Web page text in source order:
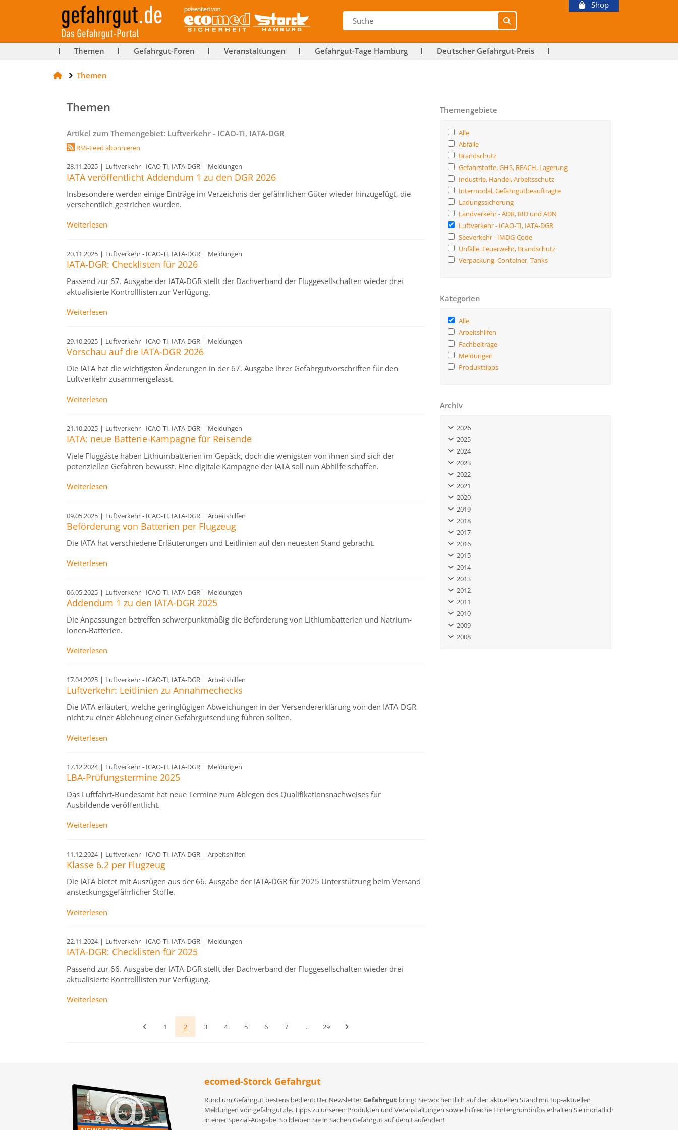
Shop
Themen Gefahrgut-Foren Veranstaltungen Gefahrgut-Tage Hamburg Deutscher Gefahrgut-Preis
Themen
Themen
Artikel zum Themengebiet: Luftverkehr - ICAO-TI, IATA-DGR
RSS-Feed abonnieren
28.11.2025 | Luftverkehr - ICAO-TI, IATA-DGR | Meldungen
IATA veröffentlicht Addendum 1 zu den DGR 2026
Insbesondere werden einige Einträge im Verzeichnis der gefährlichen Güter wieder hinzugefügt, die
versehentlich gestrichen wurden.
Weiterlesen
20.11.2025 | Luftverkehr - ICAO-TI, IATA-DGR | Meldungen
IATA-DGR: Checklisten für 2026
Passend zur 67. Ausgabe der IATA-DGR stellt der Dachverband der Fluggesellschaften wieder drei
aktualisierte Kontrolllisten zur Verfügung.
Weiterlesen
29.10.2025 | Luftverkehr - ICAO-TI, IATA-DGR | Meldungen
Vorschau auf die IATA-DGR 2026
Die IATA hat die wichtigsten Änderungen in der 67. Ausgabe ihrer Gefahrgutvorschriften für den
Luftverkehr zusammengefasst.
Weiterlesen
21.10.2025 | Luftverkehr - ICAO-TI, IATA-DGR | Meldungen
IATA: neue Batterie-Kampagne für Reisende
Viele Fluggäste haben Lithiumbatterien im Gepäck, doch die wenigsten von ihnen sind sich der
potenziellen Gefahren bewusst. Eine digitale Kampagne der IATA soll nun Abhilfe schaffen.
Weiterlesen
09.05.2025 | Luftverkehr - ICAO-TI, IATA-DGR | Arbeitshilfen
Beförderung von Batterien per Flugzeug
Die IATA hat verschiedene Erläuterungen und Leitlinien auf den neuesten Stand gebracht.
Weiterlesen
06.05.2025 | Luftverkehr - ICAO-TI, IATA-DGR | Meldungen
Addendum 1 zu den IATA-DGR 2025
Die Anpassungen betreffen schwerpunktmäßig die Beförderung von Lithiumbatterien und Natrium-
Ionen-Batterien.
Weiterlesen
17.04.2025 | Luftverkehr - ICAO-TI, IATA-DGR | Arbeitshilfen
Luftverkehr: Leitlinien zu Annahmechecks
Die IATA erläutert, welche geringfügigen Abweichungen in der Versendererklärung von den IATA-DGR
nicht zu einer Ablehnung einer Gefahrgutsendung führen sollten.
Weiterlesen
17.12.2024 | Luftverkehr - ICAO-TI, IATA-DGR | Meldungen
LBA-Prüfungstermine 2025
Das Luftfahrt-Bundesamt hat neue Termine zum Ablegen des Qualifikationsnachweises für
Ausbildende veröffentlicht.
Weiterlesen
11.12.2024 | Luftverkehr - ICAO-TI, IATA-DGR | Arbeitshilfen
Klasse 6.2 per Flugzeug
Die IATA bietet mit Auszügen aus der 66. Ausgabe der IATA-DGR für 2025 Unterstützung beim Versand
ansteckungsgefährlicher Stoffe.
Weiterlesen
22.11.2024 | Luftverkehr - ICAO-TI, IATA-DGR | Meldungen
IATA-DGR: Checklisten für 2025
Passend zur 66. Ausgabe der IATA-DGR stellt der Dachverband der Fluggesellschaften wieder drei
aktualisierte Kontrolllisten zur Verfügung.
Weiterlesen
1 2 3 4 5 6 7 ... 29
Themengebiete
Alle
Abfälle
Brandschutz
Gefahrstoffe, GHS, REACH, Lagerung
Industrie, Handel, Arbeitsschutz
Intermodal, Gefahrgutbeauftragte
Ladungssicherung
Landverkehr - ADR, RID und ADN
Luftverkehr - ICAO-TI, IATA-DGR
Seeverkehr - IMDG-Code
Unfälle, Feuerwehr, Brandschutz
Verpackung, Container, Tanks
Kategorien
Alle
Arbeitshilfen
Fachbeiträge
Meldungen
Produkttipps
Archiv
2026
2025
2024
2023
2022
2021
2020
2019
2018
2017
2016
2015
2014
2013
2012
2011
2010
2009
2008
ecomed-Storck Gefahrgut
Rund um Gefahrgut bestens bedient: Der NewsletterGefahrgut bringt Sie wöchentlich auf den aktuellen Stand mit top-aktuellen
Meldungen von gefahrgut.de. Tipps zu unseren Produkten und Veranstaltungen sowie hilfreiche Hintergrundinfos erhalten Sie monatlich
in einer Spezial-Ausgabe. So bleiben Sie in Sachen Gefahrgut auf dem Laufenden!